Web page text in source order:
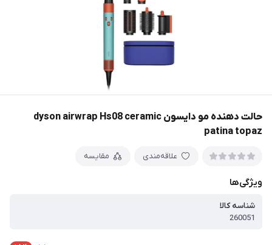
حالت دهنده مو دایسون dyson airwrap Hs08 ceramic
patina topaz
علاقه‌مندی مقایسه
ویژگی‌ها
شناسه کالا
260051